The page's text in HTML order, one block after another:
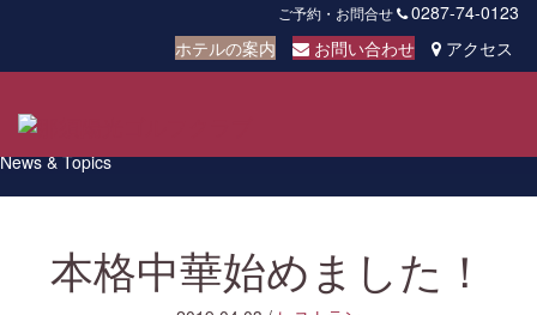
ご予約・お問合せ
0287-74-0123
ホテルの案内
お問い合わせ アクセス
お知らせ
News & Topics
本格中華始めました！